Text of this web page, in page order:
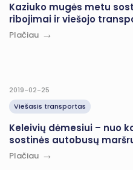
Kaziuko mugės metu
ribojimai ir viešojo
Plačiau
2019-02-25
Viešasis transportas
Keleivių dėmesiui – nuo
sostinės autobusų
Plačiau